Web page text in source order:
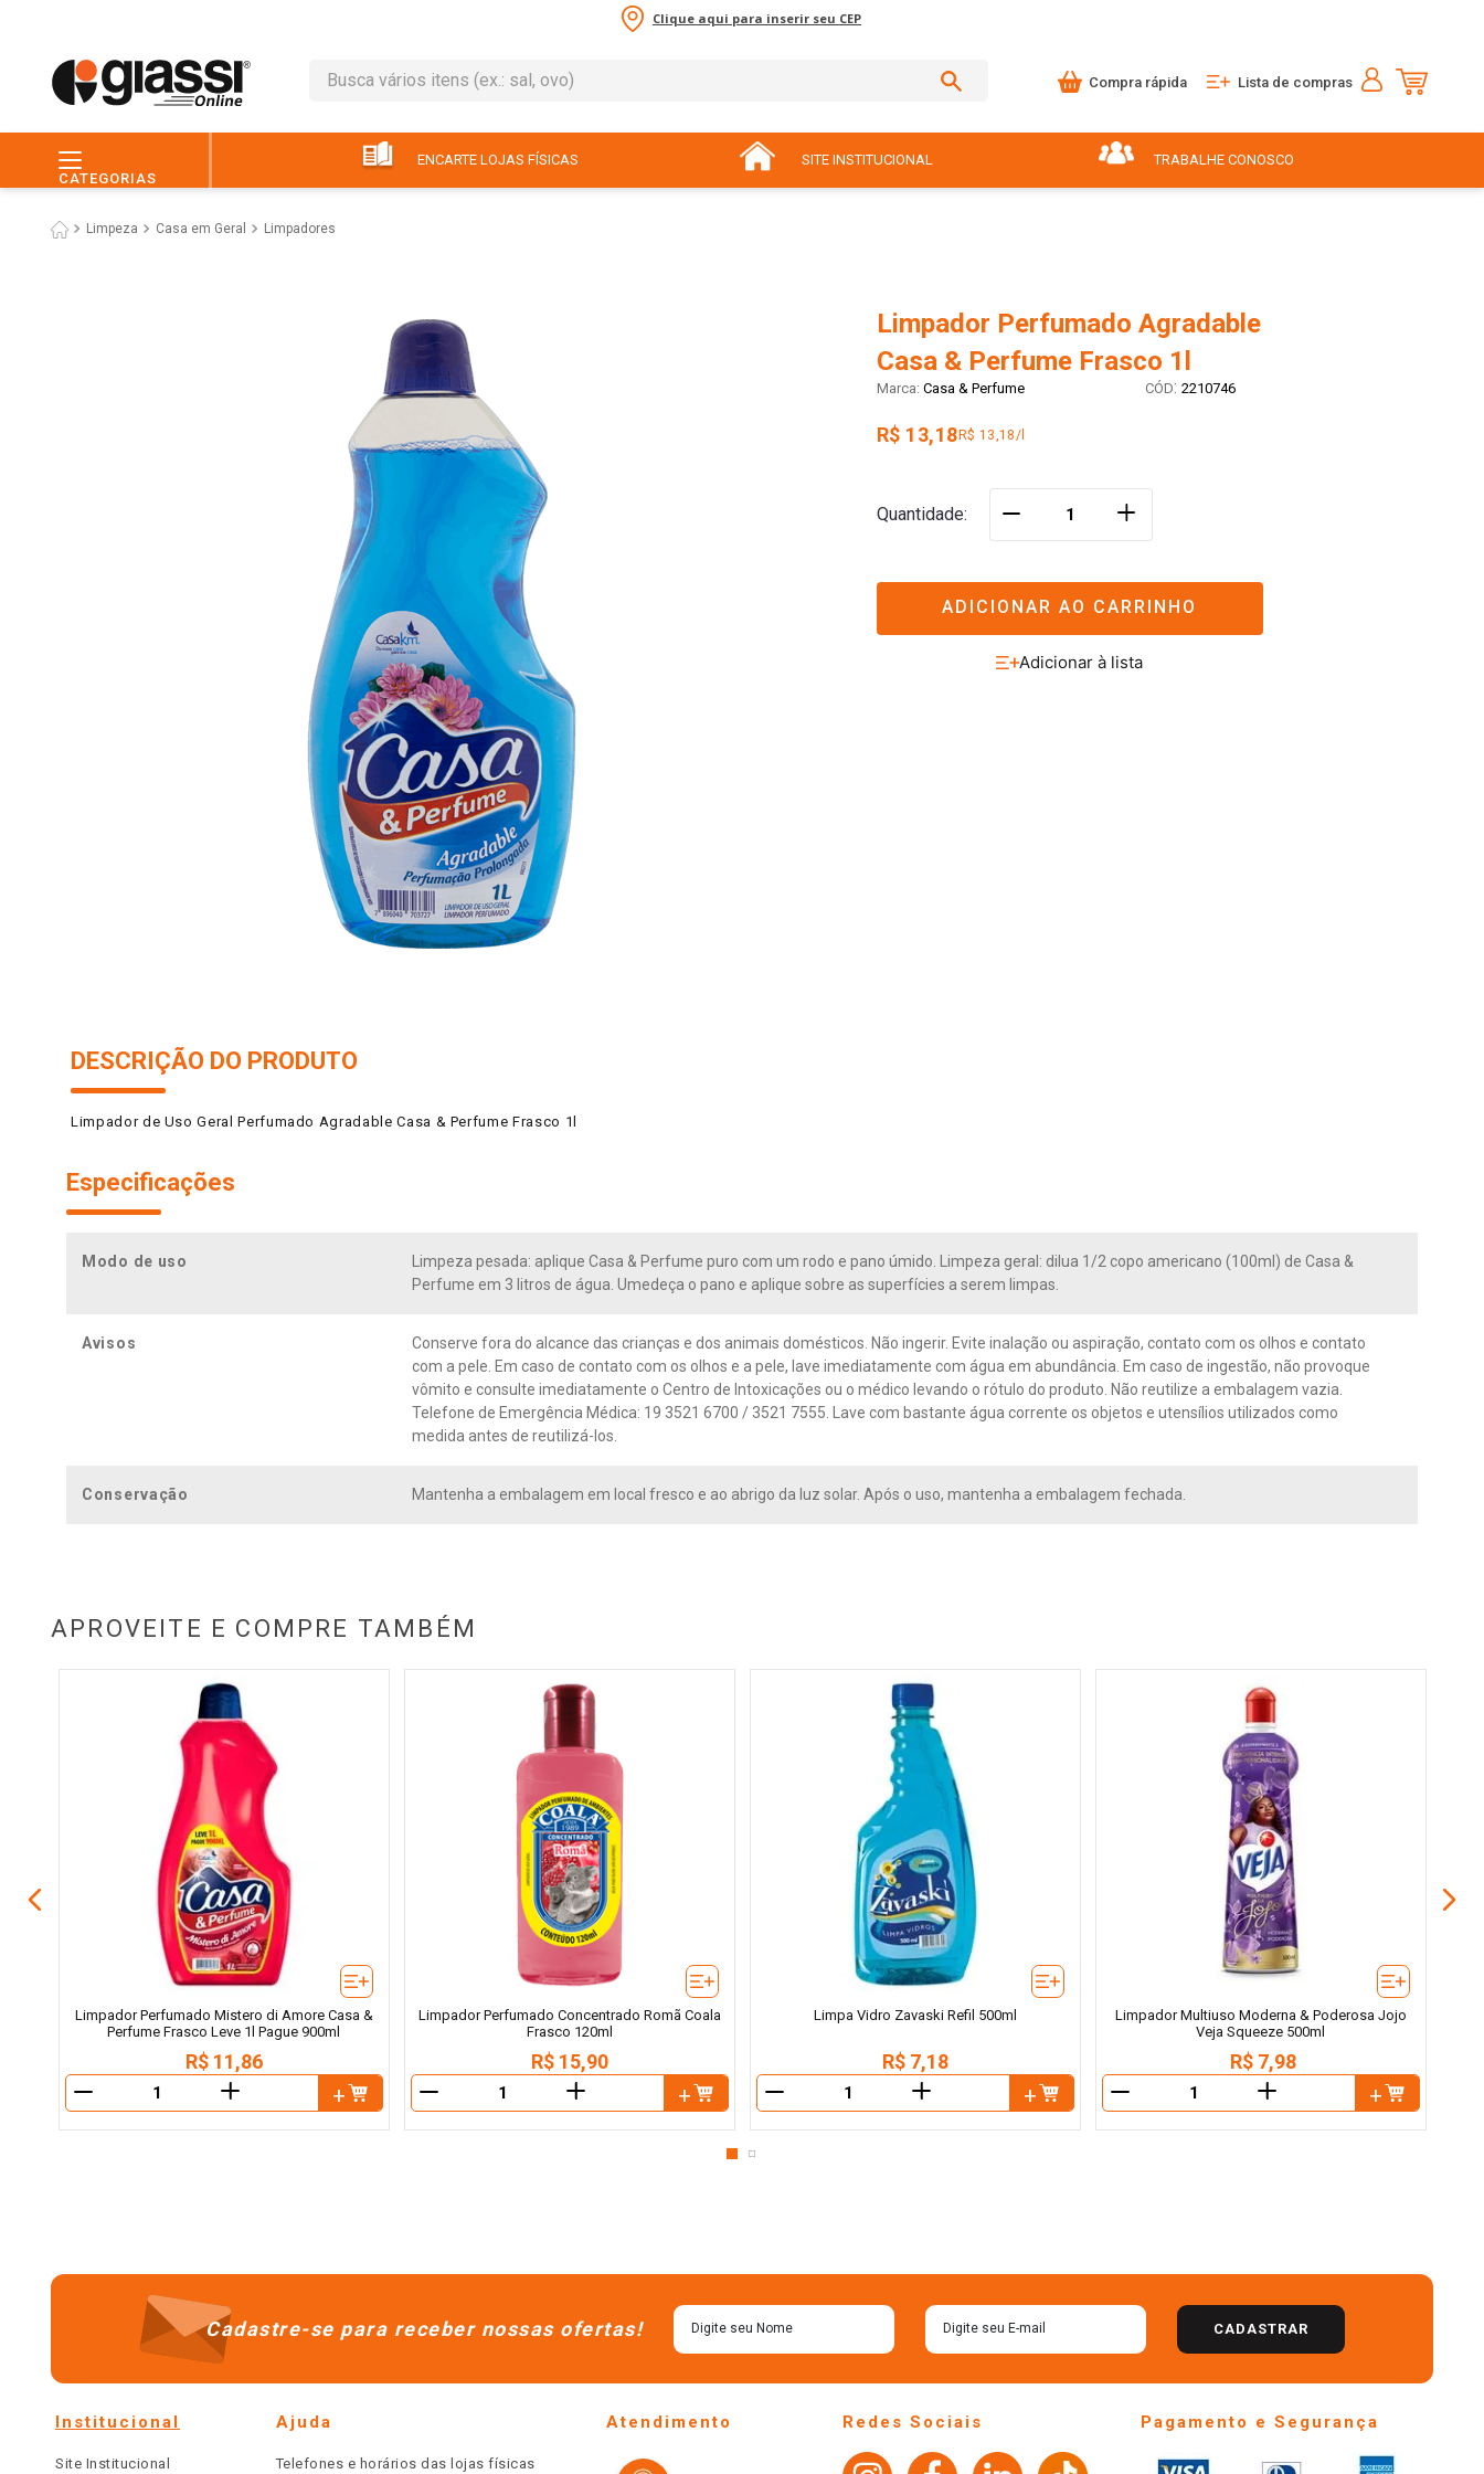
Clique aqui para inserir seu CEP
Busca vários itens (ex.: sal, ovo)
Compra rápida Lista de compras
CATEGORIAS
ENCARTE LOJAS FÍSICAS SITE INSTITUCIONAL TRABALHE CONOSCO
Limpeza Casa em Geral Limpadores
Limpador Perfumado Agradable
Casa & Perfume Frasco 1l
Casa & Perfume : 2210746
R$ 13,18R$ 13,18/l
Quantidade ＋
ADICIONAR AO CARRINHO
DESCRIÇÃO DO PRODUTO
Limpador de Uso Geral Perfumado Agradable Casa & Perfume Frasco 1l
Especificações
Modo de uso
Limpeza pesada: aplique Casa & Perfume puro com um rodo e pano úmido. Limpeza geral: dilua 1/2 copo americano (100ml) de Casa &
Perfume em 3 litros de água. Umedeça o pano e aplique sobre as superfícies a serem limpas.
Avisos
Conserve fora do alcance das crianças e dos animais domésticos. Não ingerir. Evite inalação ou aspiração, contato com os olhos e contato
com a pele. Em caso de contato com os olhos e a pele, lave imediatamente com água em abundância. Em caso de ingestão, não provoque
vômito e consulte imediatamente o Centro de Intoxicações ou o médico levando o rótulo do produto. Não reutilize a embalagem vazia.
Telefone de Emergência Médica: 19 3521 6700 / 3521 7555. Lave com bastante água corrente os objetos e utensílios utilizados como
medida antes de reutilizá-los.
Conservação Mantenha a embalagem em local fresco e ao abrigo da luz solar. Após o uso, mantenha a embalagem fechada.
APROVEITE E COMPRE TAMBÉM
Limpador Perfumado Mistero di Amore Casa &
Perfume Frasco Leve 1l Pague 900ml
R$ 11,86
＋
Limpador Perfumado Concentrado Romã Coala
Frasco 120ml
R$ 15,90
＋
Limpa Vidro Zavaski Refil 500ml
R$ 7,18
＋
Limpador Multiuso Moderna & Poderosa Jojo
Veja Squeeze 500ml
R$ 7,98
＋
Cadastre-se para receber nossas ofertas! CADASTRAR
Institucional
Site Institucional
Ajuda
Telefones e horários das lojas físicas
Atendimento Redes Sociais Pagamento e Segurança
leite
3
pão
macarrão
ovo
º arroz